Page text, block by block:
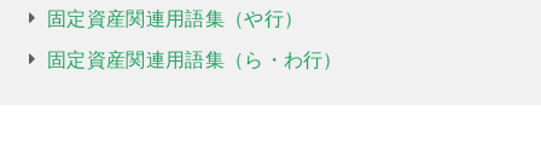
固定資産関連用語集（や行）
固定資産関連用語集（ら・わ行）